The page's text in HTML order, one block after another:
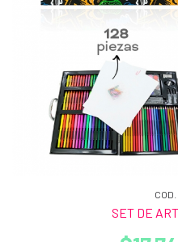
COD.
SET DE